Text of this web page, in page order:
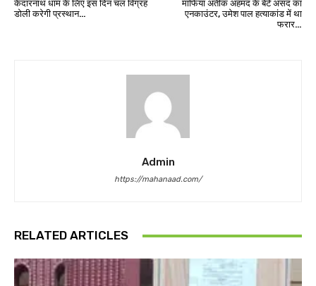
केदारनाथ धाम के लिए इस दिन चल विग्रह
डोली करेगी प्रस्थान…
माफिया अतीक अहमद के बेटे असद का
एनकाउंटर, उमेश पाल हत्याकांड में था
फरार…
Admin
https://mahanaad.com/
RELATED ARTICLES